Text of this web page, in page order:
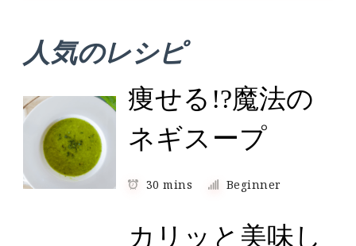
人気のレシピ
痩せる!?魔法の
ネギスープ
30 mins Beginner
カリッと美味し